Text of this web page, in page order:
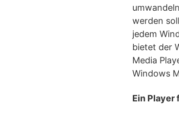
werden
jedem
bietet der
Media
Windows
Ein Player